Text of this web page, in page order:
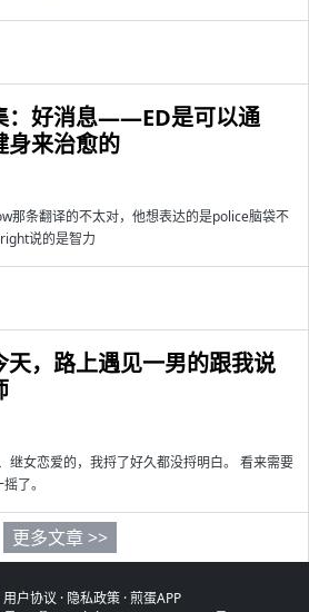
：好消息——ED是可以通
身来治愈的
那条翻译的不太对，他想表达的是police脑袋不
说的是智力
天，路上遇见一男的跟我说
继女恋爱的，我捋了好久都没捋明白。 看来需要
了。
更多文章 >>
用户协议 · 隐私政策·煎蛋APP